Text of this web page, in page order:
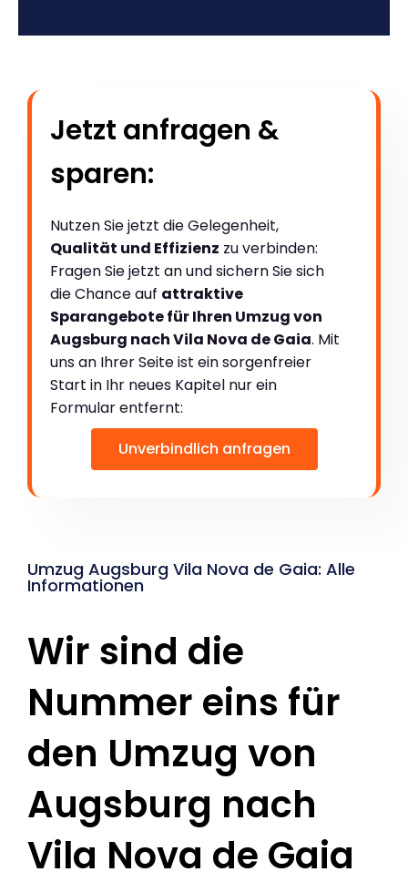
Jetzt anfragen &
sparen:
Nutzen Sie jetzt die Gelegenheit,
Qualität und Effizienz zu verbinden:
Fragen Sie jetzt an und sichern Sie sich
die Chance auf attraktive
Sparangebote für Ihren Umzug von
Augsburg nach Vila Nova de Gaia. Mit
uns an Ihrer Seite ist ein sorgenfreier
Start in Ihr neues Kapitel nur ein
Formular entfernt:
Unverbindlich anfragen
Umzug Augsburg Vila Nova de Gaia: Alle
Informationen
Wir sind die
Nummer eins für
den Umzug von
Augsburg nach
Vila Nova de Gaia